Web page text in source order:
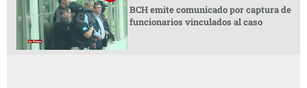
BCH emite comunicado por captura de
funcionarios vinculados al caso